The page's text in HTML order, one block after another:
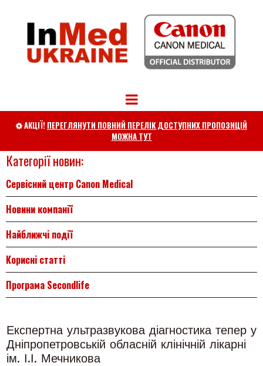
АКЦІЇ! ПЕРЕГЛЯНУТИ ПОВНИЙ ПЕРЕЛІК ДОСТУПНИХ ПРОПОЗИЦІЙ
МОЖНА ТУТ
Категорії новин:
Сервісний центр Canon Medical
Новини компанії
Найближчі події
Корисні статті
Програма Secondlife
Експертна ультразвукова діагностика тепер у
Дніпропетровській обласній клінічній лікарні
ім. І.І. Мечникова